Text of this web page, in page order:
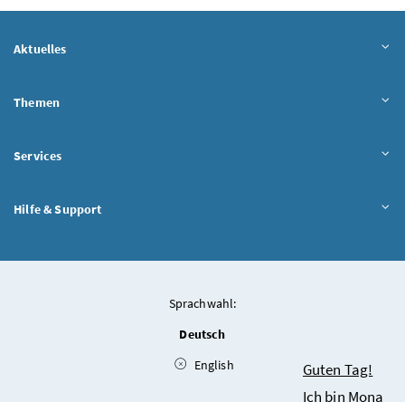
Aktuelles
Themen
Services
Hilfe & Support
Sprachwahl:
Deutsch
English
Chatbot
Guten Tag!
Ich bin Mona